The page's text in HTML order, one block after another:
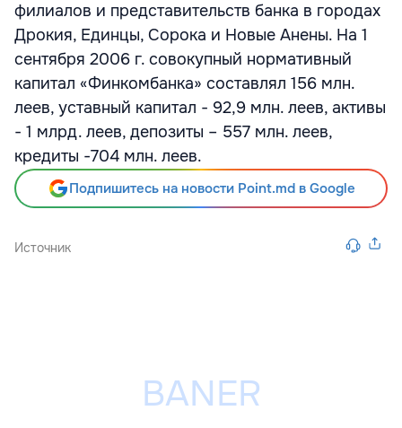
филиалов и представительств банка в городах
Дрокия, Единцы, Сорока и Новые Анены. На 1
сентября 2006 г. совокупный нормативный
капитал «Финкомбанка» составлял 156 млн.
леев, уставный капитал - 92,9 млн. леев, активы
- 1 млрд. леев, депозиты – 557 млн. леев,
кредиты -704 млн. леев.
Подпишитесь на новости Point.md в Google
Источник